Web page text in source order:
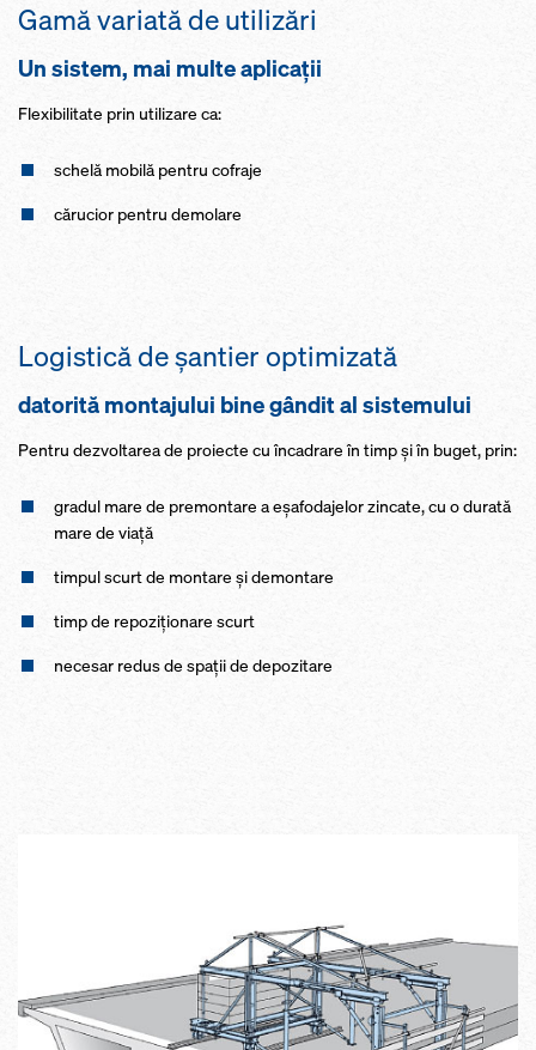
Gamă variată de utilizări
Un sistem, mai multe aplicaţii
Flexibilitate prin utilizare ca:
schelă mobilă pentru cofraje
cărucior pentru demolare
Logistică de şantier optimizată
datorită montajului bine gândit al sistemului
Pentru dezvoltarea de proiecte cu încadrare în timp și în buget, prin:
gradul mare de premontare a eşafodajelor zincate, cu o durată
mare de viaţă
timpul scurt de montare şi demontare
timp de repoziţionare scurt
necesar redus de spaţii de depozitare